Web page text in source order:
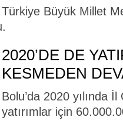
Türkiye Büyük Millet
2020’DE DE
KESMEDEN
Bolu’da 2020 yılında
yatırımlar için